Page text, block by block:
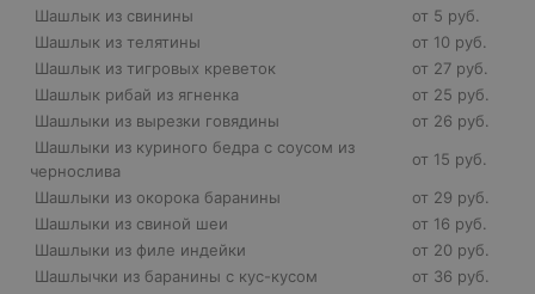
Шашлык из свинины
от 5 руб.
Шашлык из телятины
от 10 руб.
Шашлык из тигровых креветок
от 27 руб.
Шашлык рибай из ягненка
от 25 руб.
Шашлыки из вырезки говядины
от 26 руб.
Шашлыки из куриного бедра с соусом из
чернослива
от 15 руб.
Шашлыки из окорока баранины
от 29 руб.
Шашлыки из свиной шеи
от 16 руб.
Шашлыки из филе индейки
от 20 руб.
Шашлычки из баранины с кус-кусом
от 36 руб.